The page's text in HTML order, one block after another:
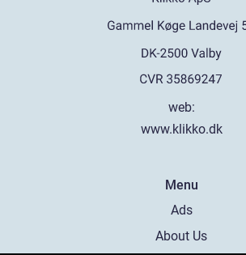
web:
www.klikko.dk
Menu
Ads
About Us